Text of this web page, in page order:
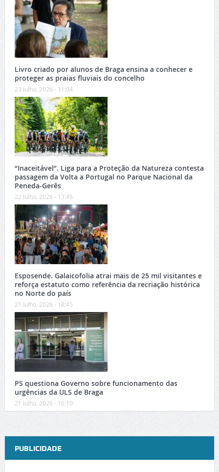
Livro criado por alunos de Braga ensina a conhecer e
proteger as praias fluviais do concelho
23 Julho, 2026 - 11:04
“Inaceitável”. Liga para a Proteção da Natureza contesta
passagem da Volta a Portugal no Parque Nacional da
Peneda-Gerês
22 Julho, 2026 - 13:45
Esposende. Galaicofolia atrai mais de 25 mil visitantes e
reforça estatuto como referência da recriação histórica
no Norte do país
21 Julho, 2026 - 18:45
PS questiona Governo sobre funcionamento das
urgências da ULS de Braga
21 Julho, 2026 - 16:10
PUBLICIDADE